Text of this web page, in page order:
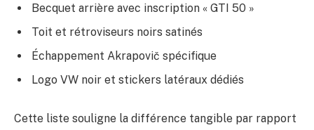
Becquet arrière avec inscription « GTI 50 »
Toit et rétroviseurs noirs satinés
Échappement Akrapovič spécifique
Logo VW noir et stickers latéraux dédiés
Cette liste souligne la différence tangible par rapport